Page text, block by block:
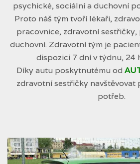
psychické, sociální a duchovní
Proto náš tým tvoří lékaři,
pracovnice, zdravotní
duchovní. Zdravotní tým je
dispozici 7 dní v týdnu, 24
Díky autu poskytnutému od
zdravotní sestřičky navštěvovat
potřeb.